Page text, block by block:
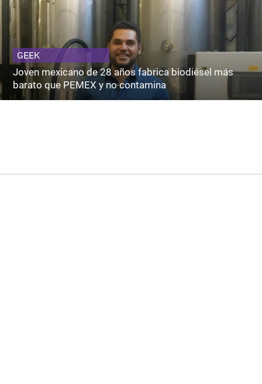
GEEK
Joven mexicano de 28 años fabrica biodiésel más
barato que PEMEX y no contamina